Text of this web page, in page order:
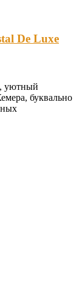
De Luxe
уютный
буквально